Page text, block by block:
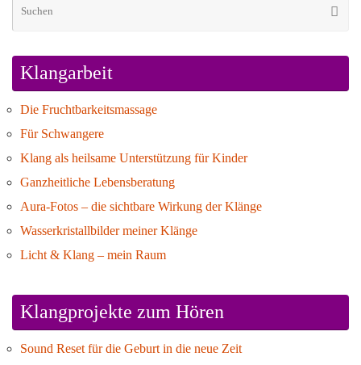
Klangarbeit
Die Fruchtbarkeitsmassage
Für Schwangere
Klang als heilsame Unterstützung für Kinder
Ganzheitliche Lebensberatung
Aura-Fotos – die sichtbare Wirkung der Klänge
Wasserkristallbilder meiner Klänge
Licht & Klang – mein Raum
Klangprojekte zum Hören
Sound Reset für die Geburt in die neue Zeit